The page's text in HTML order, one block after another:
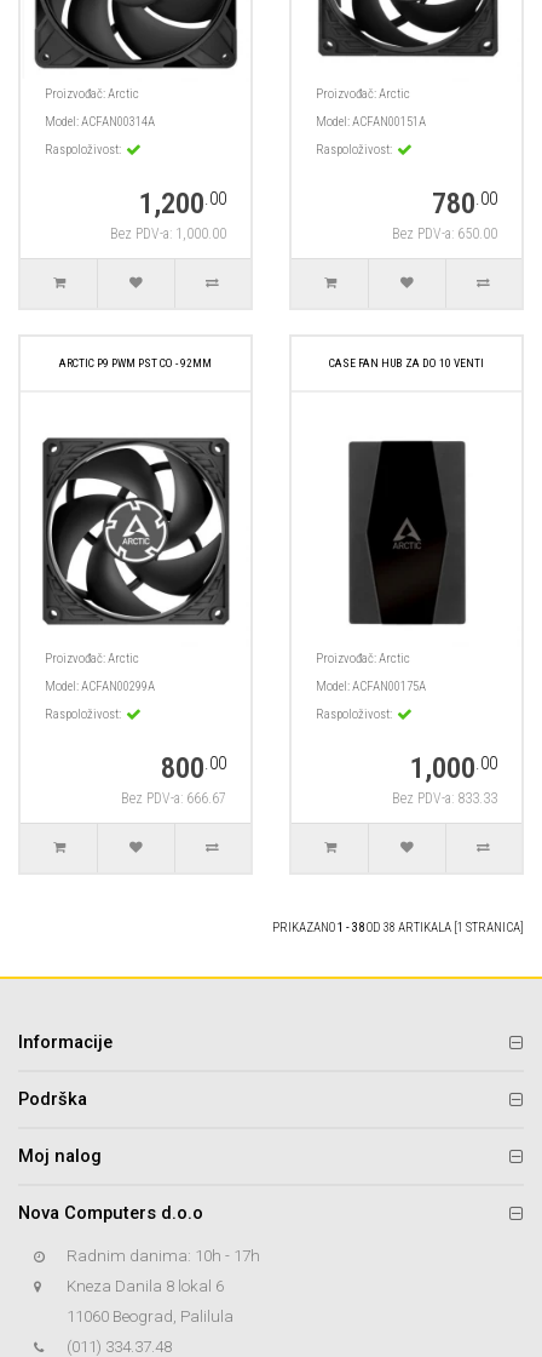
Proizvođač:Arctic
Model:ACFAN00314A
Raspoloživost:
1,200.00
Bez PDV-a: 1,000.00
Proizvođač:Arctic
Model:ACFAN00151A
Raspoloživost:
780.00
Bez PDV-a: 650.00
ARCTIC P9 PWM PST CO - 92MM
Proizvođač:Arctic
Model:ACFAN00299A
Raspoloživost:
800.00
Bez PDV-a: 666.67
CASE FAN HUB ZA DO 10 VENTI
Proizvođač:Arctic
Model:ACFAN00175A
Raspoloživost:
1,000.00
Bez PDV-a: 833.33
PRIKAZANO1 - 38OD 38 ARTIKALA [1 STRANICA]
Informacije
Podrška
Moj nalog
Nova Computers d.o.o
Radnim danima: 10h - 17h
Kneza Danila 8 lokal 6
11060 Beograd, Palilula
(011) 334.37.48